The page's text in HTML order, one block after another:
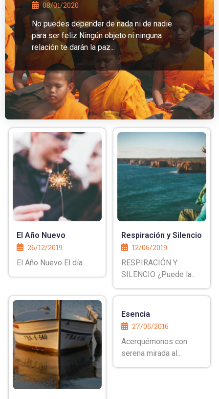
08/01/2020
No puedes depender de nada ni de nadie
para ser feliz Ningún objeto ni ninguna
relación te darán la paz...
El Año Nuevo
26/12/2019
El Año Nuevo El día...
Respiración y Silencio
12/06/2019
RESPIRACIÓN Y
SILENCIO ¿Puede la...
Esencia
27/05/2016
Acerquémonos con
serena mirada al...